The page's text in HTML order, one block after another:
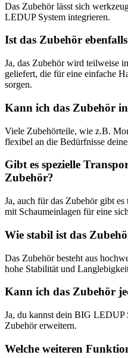
Das Zubehör lässt sich
LEDUP System integrieren.
Ist das Zubehör
Ja, das Zubehör wird teilweise
geliefert, die für eine einfache
sorgen.
Kann ich das Zubehör
Viele Zubehörteile, wie z.B.
flexibel an die Bedürfnisse
Gibt es spezielle
Zubehör?
Ja, auch für das Zubehör gibt
mit Schaumeinlagen für eine
Wie stabil ist das
Das Zubehör besteht aus
hohe Stabilität und
Kann ich das Zubehör
Ja, du kannst dein BIG LEDUP
Zubehör erweitern.
Welche weiteren